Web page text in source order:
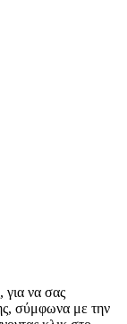
για να σας
σύμφωνα με την